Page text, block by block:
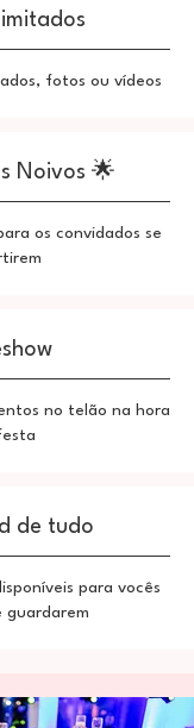
fotos ou vídeos
Noivos 🌟
os convidados se
no telão na hora
de tudo
para vocês
guardarem